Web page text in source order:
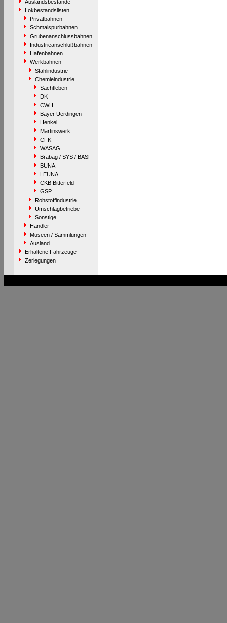
Auslandsbestände
Lokbestandslisten
Privatbahnen
Schmalspurbahnen
Grubenanschlussbahnen
Industrieanschlußbahnen
Hafenbahnen
Werkbahnen
Stahlindustrie
Chemieindustrie
Sachtleben
DK
CWH
Bayer Uerdingen
Henkel
Martinswerk
CFK
WASAG
Brabag / SYS / BASF
BUNA
LEUNA
CKB Bitterfeld
GSP
Rohstoffindustrie
Umschlagbetriebe
Sonstige
Händler
Museen / Sammlungen
Ausland
Erhaltene Fahrzeuge
Zerlegungen